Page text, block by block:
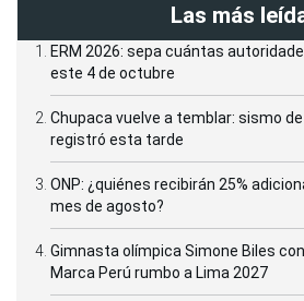
Las más
ERM 2026: sepa cuántas
este 4 de octubre
Chupaca vuelve a temblar: sismo
registró esta tarde
ONP: ¿quiénes recibirán 25%
mes de agosto?
Gimnasta olímpica Simone Biles
Marca Perú rumbo a Lima 2027